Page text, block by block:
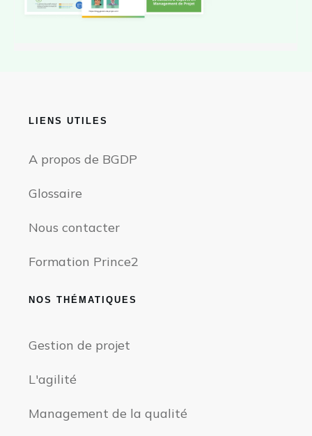
LIENS UTILES
A propos de BGDP
Glossaire
Nous contacter
Formation Prince2
NOS THÉMATIQUES
Gestion de projet
L'agilité
Management de la qualité